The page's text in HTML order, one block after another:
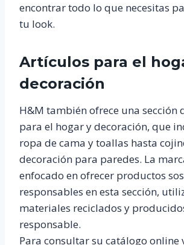
encontrar todo lo que necesitas
tu look.
Artículos para el
decoración
H&M también ofrece una sección
para el hogar y decoración, que
ropa de cama y toallas hasta
decoración para paredes. La
enfocado en ofrecer productos
responsables en esta sección,
materiales reciclados y
responsable.
Para consultar su catálogo online